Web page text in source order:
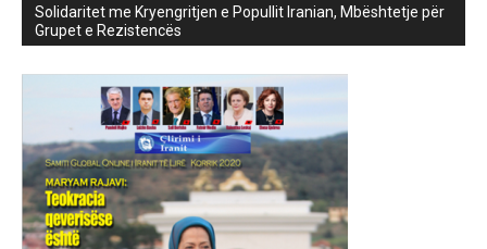
Solidaritet me Kryengritjen e Popullit Iranian, Mbështetje për
Grupet e Rezistencës